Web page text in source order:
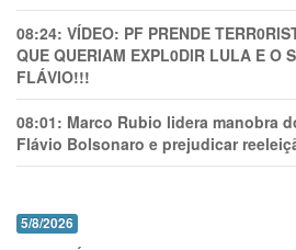
08:24: VÍDEO: PF PRENDE
QUE QUERIAM EXPL0DlR LULA E O
FLÁVIO!!!
08:01: Marco Rubio lidera manobra
Flávio Bolsonaro e prejudicar
5/8/2026